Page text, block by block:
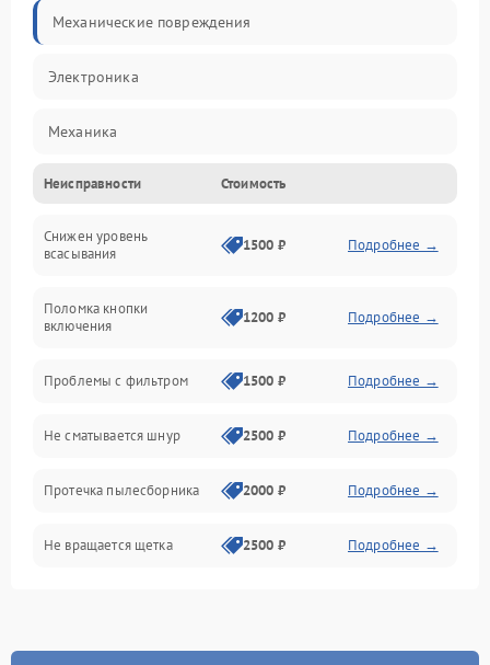
Механические повреждения
Электроника
Механика
Электропитание
Всасывание
Неисправности Стоимость
Снижен уровень
всасывания
1500 ₽ Подробнее →
Поломка кнопки
включения
1200 ₽ Подробнее →
Проблемы с фильтром 1500 ₽ Подробнее →
Не сматывается шнур 2500 ₽ Подробнее →
Протечка пылесборника 2000 ₽ Подробнее →
Не вращается щетка 2500 ₽ Подробнее →
Поломка контейнера для